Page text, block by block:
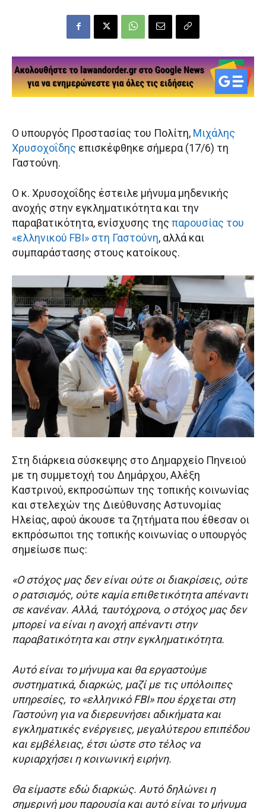
Ο υπουργός Προστασίας του Πολίτη, Μιχάλης
Χρυσοχοΐδης επισκέφθηκε σήμερα (17/6) τη
Γαστούνη.
Ο κ. Χρυσοχοΐδης έστειλε μήνυμα μηδενικής
ανοχής στην εγκληματικότητα και την
παραβατικότητα, ενίσχυσης της παρουσίας του
«ελληνικού FBI» στη Γαστούνη, αλλά και
συμπαράστασης στους κατοίκους.
Στη διάρκεια σύσκεψης στο Δημαρχείο Πηνειού
με τη συμμετοχή του Δημάρχου, Αλέξη
Καστρινού, εκπροσώπων της τοπικής κοινωνίας
και στελεχών της Διεύθυνσης Αστυνομίας
Ηλείας, αφού άκουσε τα ζητήματα που έθεσαν οι
εκπρόσωποι της τοπικής κοινωνίας ο υπουργός
σημείωσε πως:
«Ο στόχος μας δεν είναι ούτε οι διακρίσεις, ούτε
ο ρατσισμός, ούτε καμία επιθετικότητα απέναντι
σε κανέναν. Αλλά, ταυτόχρονα, ο στόχος μας δεν
μπορεί να είναι η ανοχή απέναντι στην
παραβατικότητα και στην εγκληματικότητα.
Αυτό είναι το μήνυμα και θα εργαστούμε
συστηματικά, διαρκώς, μαζί με τις υπόλοιπες
υπηρεσίες, το «ελληνικό FBI» που έρχεται στη
Γαστούνη για να διερευνήσει αδικήματα και
εγκληματικές ενέργειες, μεγαλύτερου επιπέδου
και εμβέλειας, έτσι ώστε στο τέλος να
κυριαρχήσει η κοινωνική ειρήνη.
Θα είμαστε εδώ διαρκώς. Αυτό δηλώνει η
σημερινή μου παρουσία και αυτό είναι το μήνυμα